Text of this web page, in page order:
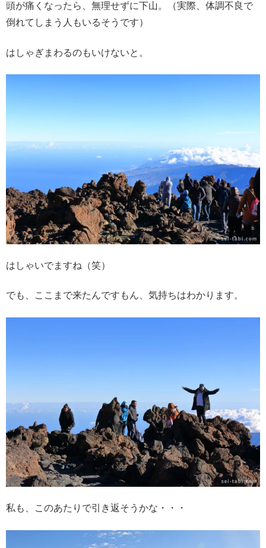
頭が痛くなったら、無理せずに下山。（実際、体調不良で
倒れてしまう人もいるそうです）
はしゃぎまわるのもいけないと。
はしゃいでますね（笑）
でも、ここまで来たんですもん、気持ちはわかります。
私も、このあたりで引き返そうかな・・・